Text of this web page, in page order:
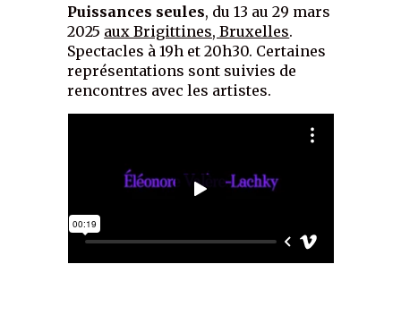
Puissances seules, du 13 au 29 mars
2025 aux Brigittines, Bruxelles.
Spectacles à 19h et 20h30. Certaines
représentations sont suivies de
rencontres avec les artistes.